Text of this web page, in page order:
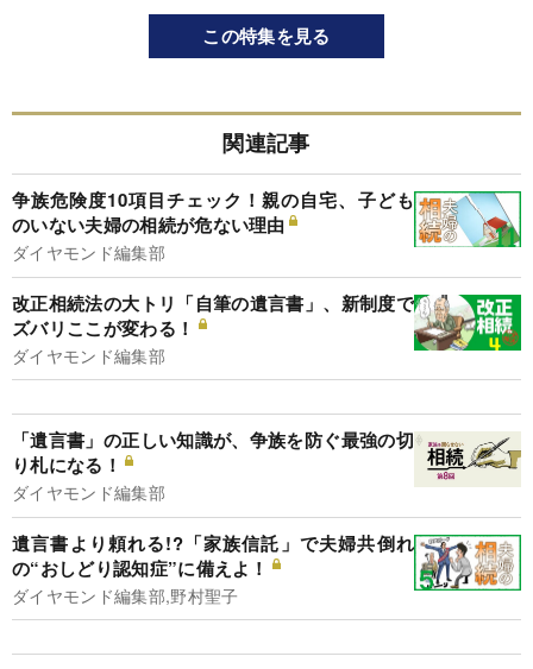
この特集を見る
関連記事
争族危険度10項目チェック！親の自宅、子ども
のいない夫婦の相続が危ない理由
ダイヤモンド編集部
改正相続法の大トリ「自筆の遺言書」、新制度で
ズバリここが変わる！
ダイヤモンド編集部
「遺言書」の正しい知識が、争族を防ぐ最強の切
り札になる！
ダイヤモンド編集部
遺言書より頼れる!?「家族信託」で夫婦共倒れ
の“おしどり認知症”に備えよ！
ダイヤモンド編集部,野村聖子